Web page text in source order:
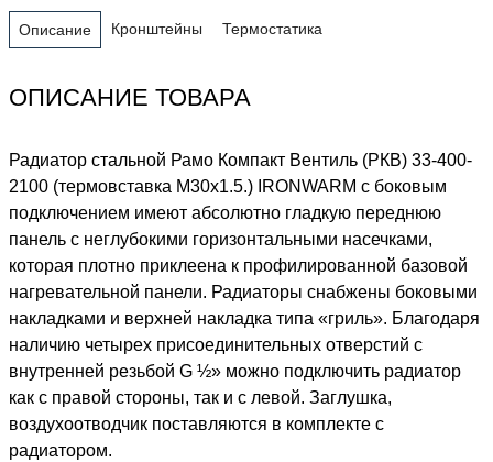
Описание Кронштейны Термостатика
ОПИСАНИЕ ТОВАРА
Радиатор стальной Рамо Компакт Вентиль (РКВ) 33-400-
2100 (термовставка М30х1.5.) IRONWARM с боковым
подключением имеют абсолютно гладкую переднюю
панель с неглубокими горизонтальными насечками,
которая плотно приклеена к профилированной базовой
нагревательной панели. Радиаторы снабжены боковыми
накладками и верхней накладка типа «гриль». Благодаря
наличию четырех присоединительных отверстий с
внутренней резьбой G ½» можно подключить радиатор
как с правой стороны, так и с левой. Заглушка,
воздухоотводчик поставляются в комплекте с
радиатором.